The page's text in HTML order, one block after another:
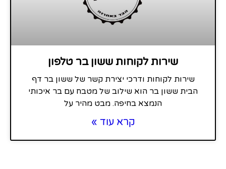
שירות לקוחות ששון בר טלפון
שירות לקוחות ודרכי יצירת קשר של ששון בר דף
הבית ששון בר הוא שילוב של מטבח עם בר איכותי
הנמצא בחיפה. מבט מהיר על
קרא עוד »